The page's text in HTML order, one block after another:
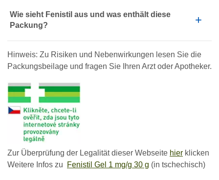
Wie sieht Fenistil aus und was enthält diese
Packung?
Hinweis: Zu Risiken und Nebenwirkungen lesen Sie die
Packungsbeilage und fragen Sie Ihren Arzt oder Apotheker.
Zur Überprüfung der Legalität dieser Webseite hier klicken
Weitere Infos zu
Fenistil Gel 1 mg/g 30 g (in tschechisch)